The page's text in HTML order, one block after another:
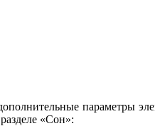
параметры
«Сон»: